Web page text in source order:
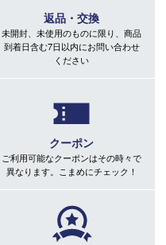
返品・交換
未開封、未使用のものに限り、商品
到着日含む7日以内にお問い合わせ
ください
クーポン
ご利用可能なクーポンはその時々で
異なります。こまめにチェック！